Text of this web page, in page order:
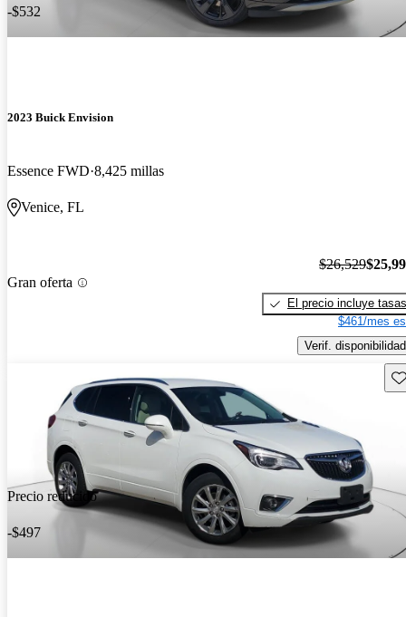
-$532
2023 Buick Envision
Essence FWD 8,425 millas
Venice, FL
Gran oferta
$26,529
El precio incluye tasas
$461/mes
Verif. disponibilidad
Precio reducido
-$497